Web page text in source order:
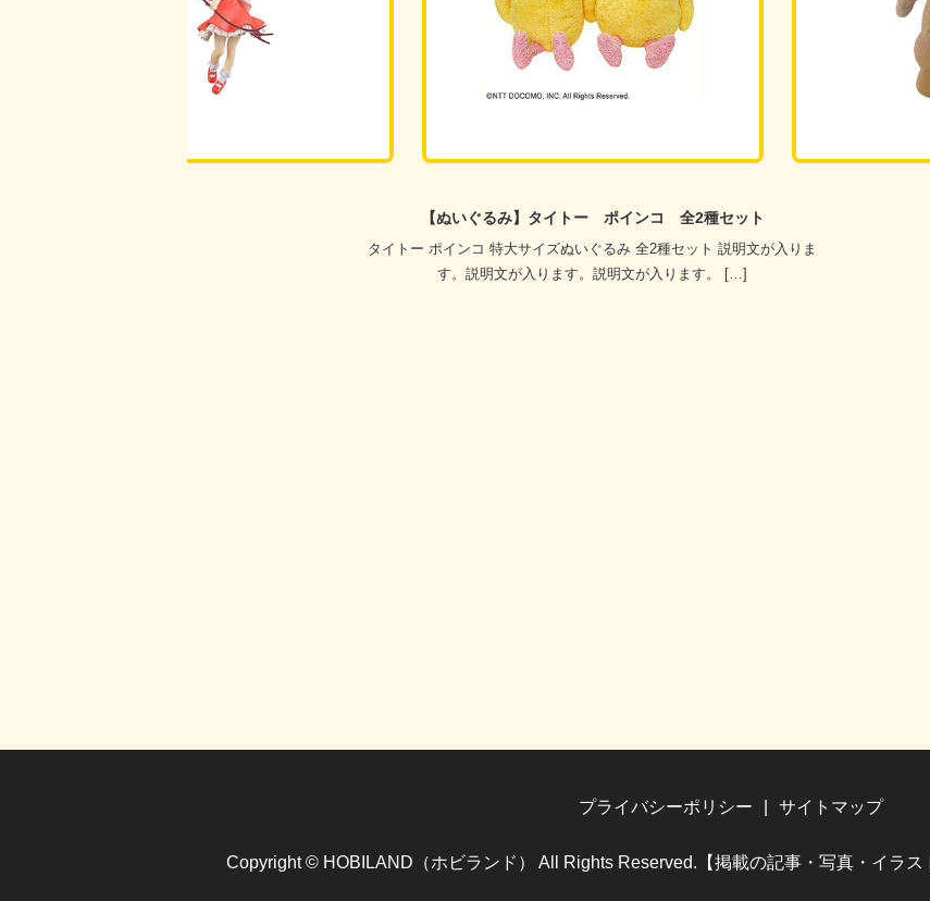
【ぬいぐるみ】Ted2 テッド
Ted2 ぬいぐるみXL プレミアム 53cm テッド 説明文が入ります。説明文
が入ります。説明文が入ります。 […]
プライバシーポリシー サイトマップ
Copyright © HOBILAND（ホビランド） All Rights Reserved.【掲載の記事・写真・イラス